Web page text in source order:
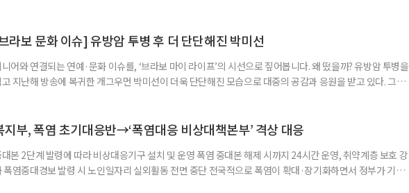
비부터 구직 수당까지 고용노동부 국민취업지원제도 구직활동이 쉽지 않은 사람을 위한 제도다. 개인별 취
지원 계획을 세
라보 문화 이슈] 유방암 투병 후 더 단단해진 박미선
어와 연결되는 연예·문화 이슈를, ‘브라보 마이 라이프’의 시선으로 짚어봅니다. 왜 떴을까? 유방암 투병을
지난해 방송에 복귀한 개그우먼 박미선이 더욱 단단해진 모습으로 대중의 공감과 응원을 받고 있다. 그러
오랜 방송 생활 뒤 전해진 투병 소식 박미선은 재치 있는 말솜씨와 공감 능력으로
지부, 폭염 초기대응반→‘폭염대응 비상대책본부’ 격상 대응
대본 2단계 발령에 따라 비상대응기구 설치 및 운영 폭염 중대본 해제 시까지 24시간 운영, 취약계층 보호 강
폭염중대경보 발령 시 노인일자리 실외활동 전면 중단 전국적으로 폭염이 확대·장기화하면서 정부가 기존